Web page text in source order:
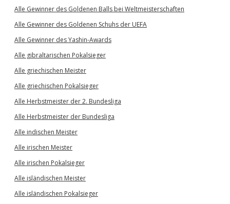
Alle Gewinner des Goldenen Balls bei Weltmeisterschaften
Alle Gewinner des Goldenen Schuhs der UEFA
Alle Gewinner des Yashin-Awards
Alle gibraltarischen Pokalsieger
Alle griechischen Meister
Alle griechischen Pokalsieger
Alle Herbstmeister der 2. Bundesliga
Alle Herbstmeister der Bundesliga
Alle indischen Meister
Alle irischen Meister
Alle irischen Pokalsieger
Alle isländischen Meister
Alle isländischen Pokalsieger